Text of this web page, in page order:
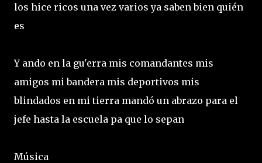
los hice ricos una vez varios ya saben bien quién
es
Y ando en la gu'erra mis comandantes mis
amigos mi bandera mis deportivos mis
blindados en mi tierra mandó un abrazo para el
jefe hasta la escuela pa que lo sepan
Música